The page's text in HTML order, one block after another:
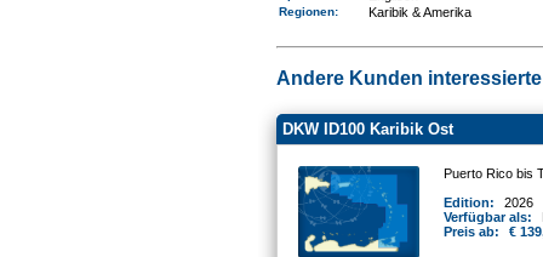
Regionen: Karibik & Amerika
Andere Kunden
DKW ID100 Karibik Ost
Puerto Rico bis
Edition:
2026
Verfügbar als:
Preis ab:
€